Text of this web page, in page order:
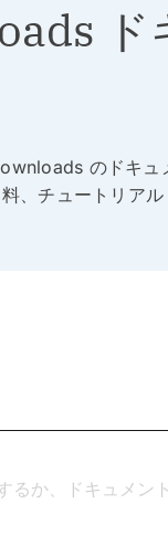
ド
のドキュ
料、チュートリアル